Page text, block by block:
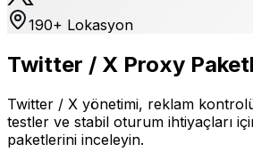
190+ Lokasyon
Twitter / X Proxy
Twitter / X yönetimi, reklam
testler ve stabil oturum ihtiyaçları
paketlerini inceleyin.